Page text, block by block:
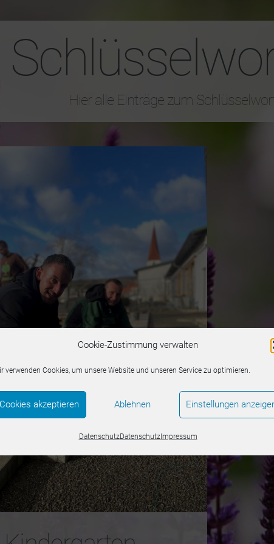
Cookie-Zustimmung verwalten
verwenden Cookies, um unsere Website und unseren Service zu optimieren.
Cookies akzeptieren Ablehnen Einstellungen
DatenschutzDatenschutzImpressum
Hier alle Einträge zum